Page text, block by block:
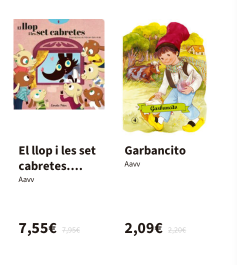
El llop i les set
cabretes.
Conte amb
Aavv
7,95€
7,55€
Garbancito
Aavv
2,20€
2,09€